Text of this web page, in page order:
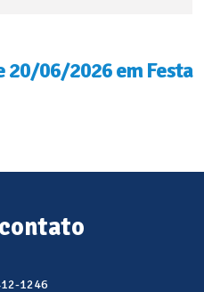
20/06/2026 em Festa
1246